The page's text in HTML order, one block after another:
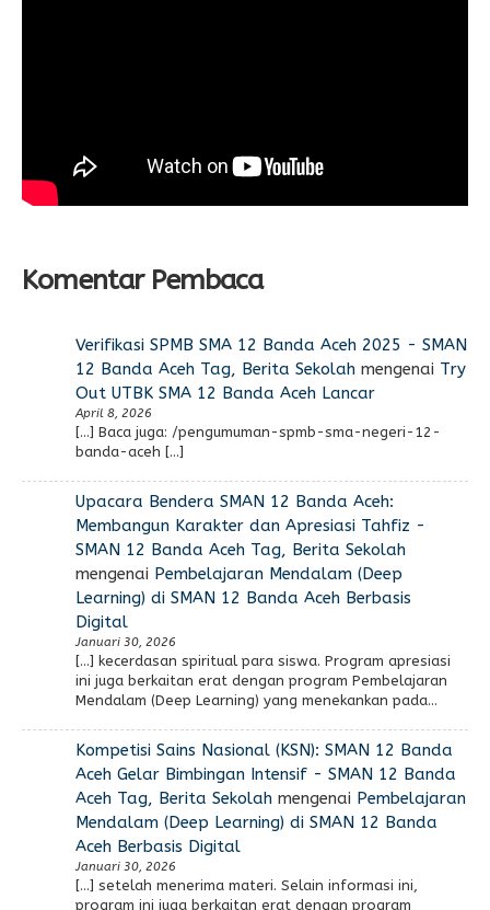
Komentar Pembaca
Verifikasi SPMB SMA 12 Banda Aceh 2025 - SMAN
12 Banda Aceh Tag, Berita Sekolahmengenai Try
Out UTBK SMA 12 Banda Aceh Lancar
April 8, 2026
[…] Baca juga: /pengumuman-spmb-sma-negeri-12-
banda-aceh […]
Upacara Bendera SMAN 12 Banda Aceh:
Membangun Karakter dan Apresiasi Tahfiz -
SMAN 12 Banda Aceh Tag, Berita Sekolah
mengenai Pembelajaran Mendalam (Deep
Learning) di SMAN 12 Banda Aceh Berbasis
Digital
Januari 30, 2026
[…] kecerdasan spiritual para siswa. Program apresiasi
ini juga berkaitan erat dengan program Pembelajaran
Mendalam (Deep Learning) yang menekankan pada…
Kompetisi Sains Nasional (KSN): SMAN 12 Banda
Aceh Gelar Bimbingan Intensif - SMAN 12 Banda
Aceh Tag, Berita Sekolahmengenai Pembelajaran
Mendalam (Deep Learning) di SMAN 12 Banda
Aceh Berbasis Digital
Januari 30, 2026
[…] setelah menerima materi. Selain informasi ini,
program ini juga berkaitan erat dengan program